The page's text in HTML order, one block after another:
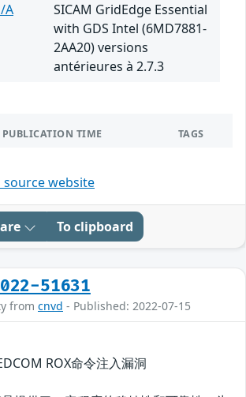
A
SICAM GridEdge Essential
with GDS Intel (6MD7881-
2AA20) versions
antérieures à 2.7.3
PUBLICATION TIME TAGS
website
To clipboard
51631
from cnvd - Published: 2022-07-15
ROX命令注入漏洞